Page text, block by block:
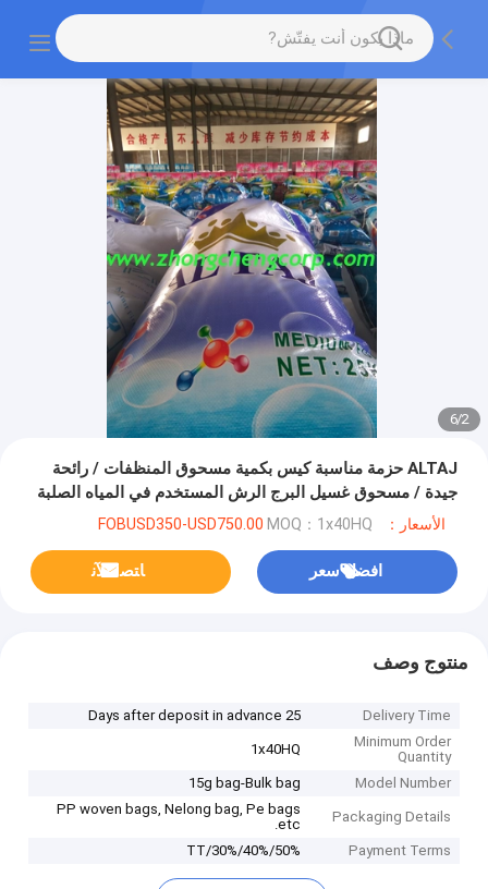
2
/
6
ALTAJ حزمة مناسبة كيس بكمية مسحوق المنظفات / رائحة
جيدة / مسحوق غسيل البرج الرش المستخدم في المياه الصلبة
والناعمة
الأسعار：FOBUSD350-USD750.00 MOQ：1x40HQ
افضل سعر ﺎﺘﺼﻟ ﺍﻶﻧ
منتوج وصف
Delivery Time
25 Days after deposit in advance
Minimum Order
Quantity
1x40HQ
Model Number
15g bag-Bulk bag
Packaging Details
PP woven bags, Nelong bag, Pe bags
etc.
Payment Terms
TT/30%/40%/50%